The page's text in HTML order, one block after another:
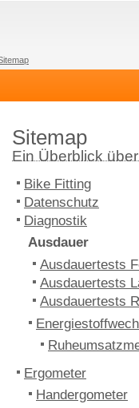
Sitemap
Ein Überblick
Bike Fitting
Datenschutz
Diagnostik
Ausdauer
Ausdauertests
Ausdauertests
Ausdauertests
Ergometer
Handergometer